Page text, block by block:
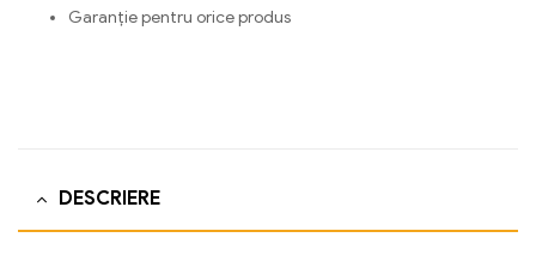
Garanție pentru orice produs
DESCRIERE